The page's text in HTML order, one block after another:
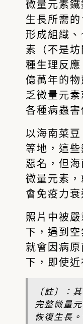
微量元素
生長所需
形成組織
素（不是
種生理反應
億萬年的
乏微量元
各種病蟲害
以海南菜
等地，這
惡名，但
微量元素
會免疫力衰
照片中被
下，遇到
就會因病
下，即使
〔註〕：
完整微量
恢復生長。